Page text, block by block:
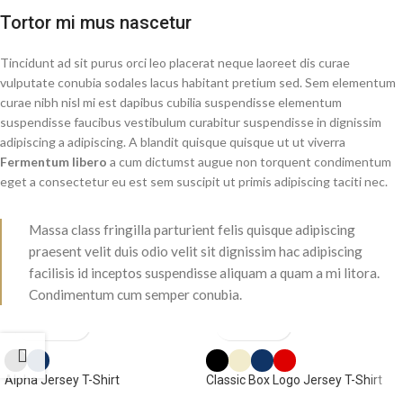
Tortor mi mus nascetur
Tincidunt ad sit purus orci leo placerat neque laoreet dis curae
vulputate conubia sodales lacus habitant pretium sed. Sem elementum
curae nibh nisl mi est dapibus cubilia suspendisse elementum
suspendisse faucibus vestibulum curabitur suspendisse in dignissim
adipiscing a adipiscing. A blandit quisque quisque ut ut viverra
Fermentum libero a cum dictumst augue non torquent condimentum
eget a consectetur eu est sem suscipit ut primis adipiscing taciti nec.
Massa class fringilla parturient felis quisque adipiscing
praesent velit duis odio velit sit dignissim hac adipiscing
facilisis id inceptos suspendisse aliquam a quam a mi litora.
Condimentum cum semper conubia.
Alpha Jersey T-Shirt Classic Box Logo Jersey T-Shirt